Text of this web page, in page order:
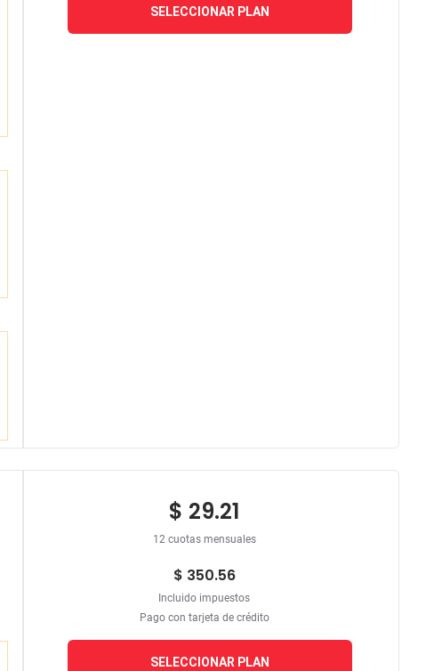
SELECCIONAR PLAN
$ 29.21
12 cuotas mensuales
$ 350.56
Incluido impuestos
Pago con tarjeta de crédito
SELECCIONAR PLAN